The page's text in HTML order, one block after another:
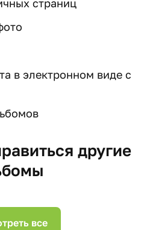
страниц
в электронном виде с
другие
все